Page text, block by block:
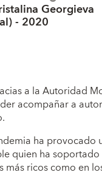
Georgieva
- 2020
a la Autoridad
acompañar a
ha provocado
quien ha
ricos como en